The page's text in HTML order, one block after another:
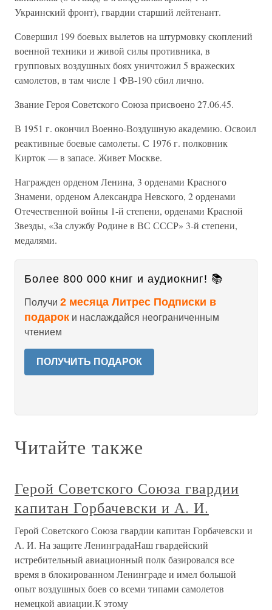
Украинский фронт), гвардии старший лейтенант.
Совершил 199 боевых вылетов на штурмовку скоплений
военной техники и живой силы противника, в
групповых воздушных боях уничтожил 5 вражеских
самолетов, в там числе 1 ФВ-190 сбил лично.
Звание Героя Советского Союза присвоено 27.06.45.
В 1951 г. окончил Военно-Воздушную академию. Освоил
реактивные боевые самолеты. С 1976 г. полковник
Кирток — в запасе. Живет Москве.
Награжден орденом Ленина, 3 орденами Красного
Знамени, орденом Александра Невского, 2 орденами
Отечественной войны 1-й степени, орденами Красной
Звезды, «За службу Родине в ВС СССР» 3-й степени,
медалями.
Более 800 000 книг и аудиокниг! 📚
Получи 2 месяца Литрес Подписки в
подарок и наслаждайся неограниченным
чтением
ПОЛУЧИТЬ ПОДАРОК
Читайте также
Герой Советского Союза гвардии
капитан Горбачевски и А. И.
Герой Советского Союза гвардии капитан Горбачевски и
А. И. На защите ЛенинградаНаш гвардейский
истребительный авиационный полк базировался все
время в блокированном Ленинграде и имел большой
опыт воздушных боев со всеми типами самолетов
немецкой авиации.К этому